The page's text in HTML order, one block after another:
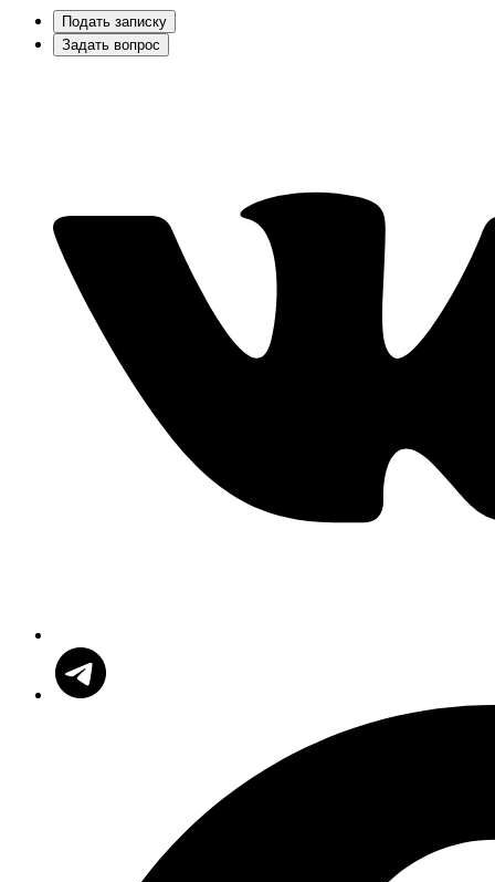
Подать записку
Задать вопрос